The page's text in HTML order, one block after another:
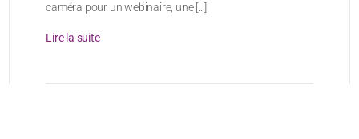
caméra pour un webinaire, une [...]
Lire la suite